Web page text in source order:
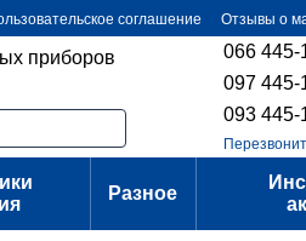
соглашение Отзывы о
приборов
066 445-
097 445-
093 445-
Разное